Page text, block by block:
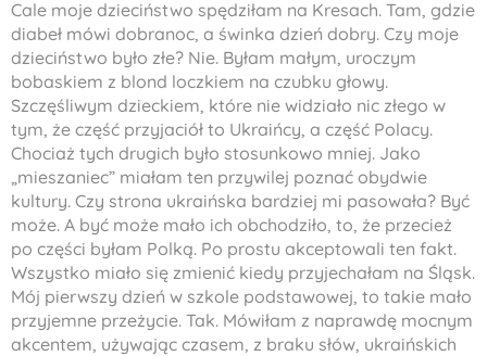
Cale moje dzieciństwo spędziłam na Kresach. Tam, gdzie
diabeł mówi dobranoc, a świnka dzień dobry. Czy moje
dzieciństwo było złe? Nie. Byłam małym, uroczym
bobaskiem z blond loczkiem na czubku głowy.
Szczęśliwym dzieckiem, które nie widziało nic złego w
tym, że część przyjaciół to Ukraińcy, a część Polacy.
Chociaż tych drugich było stosunkowo mniej. Jako
„mieszaniec” miałam ten przywilej poznać obydwie
kultury. Czy strona ukraińska bardziej mi pasowała? Być
może. A być może mało ich obchodziło, to, że przecież
po części byłam Polką. Po prostu akceptowali ten fakt.
Wszystko miało się zmienić kiedy przyjechałam na Śląsk.
Mój pierwszy dzień w szkole podstawowej, to takie mało
przyjemne przeżycie. Tak. Mówiłam z naprawdę mocnym
akcentem, używając czasem, z braku słów, ukraińskich